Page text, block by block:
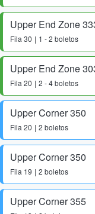
Upper End Zone
Fila 30 1 - 2 boletos
Upper End Zone
Fila 20 2 - 4 boletos
Upper Corner 350
Fila 20 2 boletos
Upper Corner 350
Fila 19 2 boletos
Upper Corner 355